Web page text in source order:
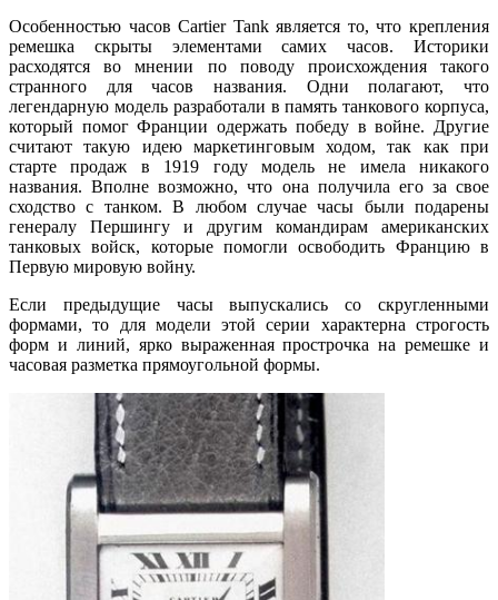
Особенностью часов Cartier Tank является то, что крепления
ремешка скрыты элементами самих часов. Историки
расходятся во мнении по поводу происхождения такого
странного для часов названия. Одни полагают, что
легендарную модель разработали в память танкового корпуса,
который помог Франции одержать победу в войне. Другие
считают такую идею маркетинговым ходом, так как при
старте продаж в 1919 году модель не имела никакого
названия. Вполне возможно, что она получила его за свое
сходство с танком. В любом случае часы были подарены
генералу Першингу и другим командирам американских
танковых войск, которые помогли освободить Францию в
Первую мировую войну.
Если предыдущие часы выпускались со скругленными
формами, то для модели этой серии характерна строгость
форм и линий, ярко выраженная прострочка на ремешке и
часовая разметка прямоугольной формы.